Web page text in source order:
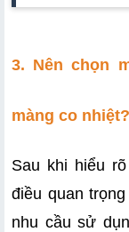
3. Nên chọn
màng co nhiệt?
Sau khi hiểu
điều quan
nhu cầu sử